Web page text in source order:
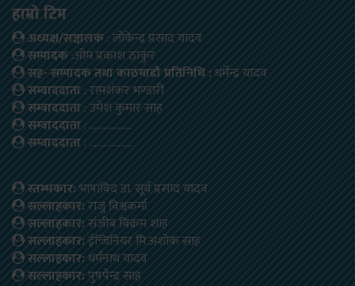
हाम्रो टिम
अध्यक्ष/सञ्चालक: लोकेन्द्र प्रसाद यादव
सम्पादक:ओम प्रकाश ठाकुर
सह- सम्पादक तथा काठमाडौ प्रतिनिधि : धर्मेन्द्र यादव
सम्वाददाता: रामशंकर भण्डारी
सम्वाददाता: उमेश कुमार साह
सम्वाददाता: ………………
सम्वाददाता: ………………
स्तम्भकार:भाषाविद डा. सूर्य प्रसाद यादव
सल्लाहकार:राजु विश्वकर्मा
सल्लाहकार:संजीब बिक्रम शाह
सल्लाहकार:ईन्जिनियर मि.अशोक साह
सल्लाहकार: धर्मनाथ यादव
सल्लाहकार:पुषपेन्द्र साह